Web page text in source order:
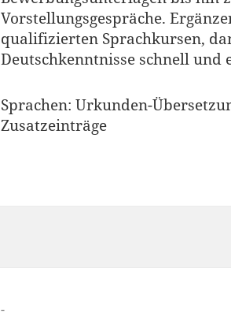
Vorstellungsgespräche.
qualifizierten Sprachkursen,
Deutschkenntnisse schnell und
Sprachen: Urkunden-
Zusatzeinträge
-